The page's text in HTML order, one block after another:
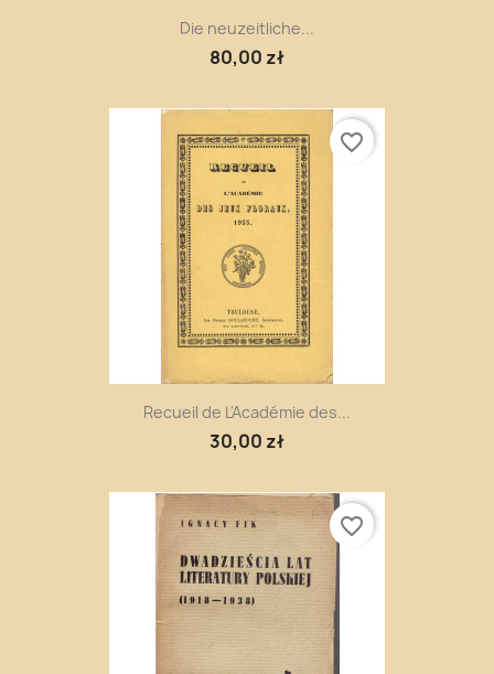
Die neuzeitliche...
80,00 zł
Recueil de L'Académie des...
30,00 zł
favorite_border
favorite_border